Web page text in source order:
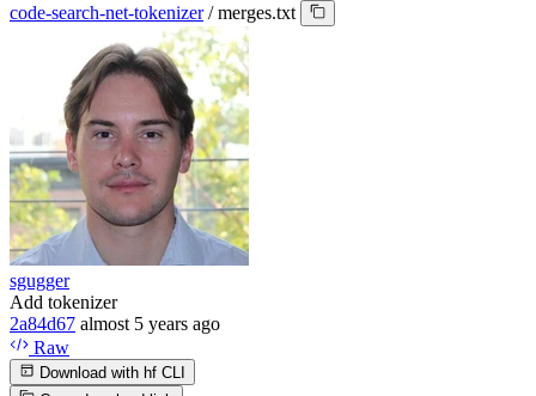
code-search-net-tokenizer / merges.txt
sgugger
Add tokenizer
2a84d67 almost 5 years ago
Raw
Download with hf CLI